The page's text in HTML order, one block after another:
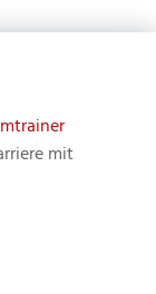
mit